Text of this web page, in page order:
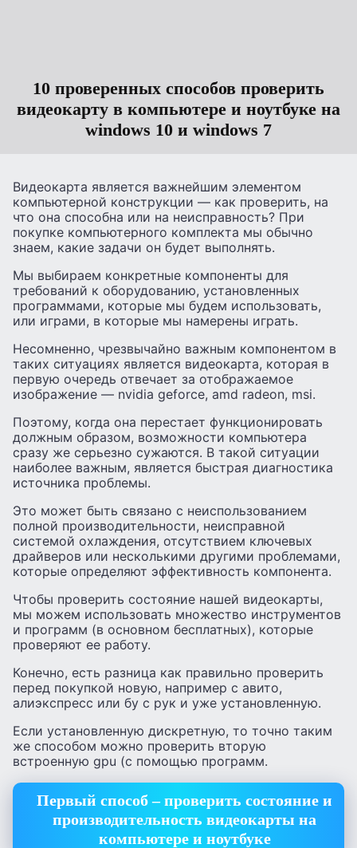
10 проверенных способов проверить
видеокарту в компьютере и ноутбуке на
windows 10 и windows 7
Видеокарта является важнейшим элементом
компьютерной конструкции — как проверить, на
что она способна или на неисправность? При
покупке компьютерного комплекта мы обычно
знаем, какие задачи он будет выполнять.
Мы выбираем конкретные компоненты для
требований к оборудованию, установленных
программами, которые мы будем использовать,
или играми, в которые мы намерены играть.
Несомненно, чрезвычайно важным компонентом в
таких ситуациях является видеокарта, которая в
первую очередь отвечает за отображаемое
изображение — nvidia geforce, amd radeon, msi.
Поэтому, когда она перестает функционировать
должным образом, возможности компьютера
сразу же серьезно сужаются. В такой ситуации
наиболее важным, является быстрая диагностика
источника проблемы.
Это может быть связано с неиспользованием
полной производительности, неисправной
системой охлаждения, отсутствием ключевых
драйверов или несколькими другими проблемами,
которые определяют эффективность компонента.
Чтобы проверить состояние нашей видеокарты,
мы можем использовать множество инструментов
и программ (в основном бесплатных), которые
проверяют ее работу.
Конечно, есть разница как правильно проверить
перед покупкой новую, например с авито,
алиэкспресс или бу с рук и уже установленную.
Если установленную дискретную, то точно таким
же способом можно проверить вторую
встроенную gpu (с помощью программ.
Первый способ – проверить состояние и
производительность видеокарты на
компьютере и ноутбуке